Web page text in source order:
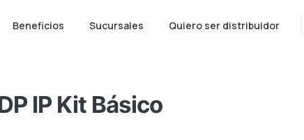
Beneficios Sucursales Quiero ser distribuidor
IP Kit Básico